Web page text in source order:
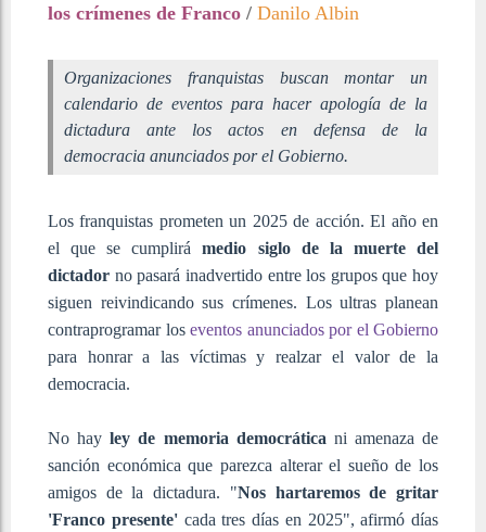
los crímenes de Franco / Danilo Albin
Organizaciones franquistas buscan montar un
calendario de eventos para hacer apología de la
dictadura ante los actos en defensa de la
democracia anunciados por el Gobierno.
Los franquistas prometen un 2025 de acción. El año en
el que se cumplirámedio siglo de la muerte del
dictador no pasará inadvertido entre los grupos que hoy
siguen reivindicando sus crímenes. Los ultras planean
contraprogramar los eventos anunciados por el Gobierno
para honrar a las víctimas y realzar el valor de la
democracia.
No hayley de memoria democrática ni amenaza de
sanción económica que parezca alterar el sueño de los
amigos de la dictadura. "Nos hartaremos de gritar
'Franco presente'cada tres días en 2025", afirmó días